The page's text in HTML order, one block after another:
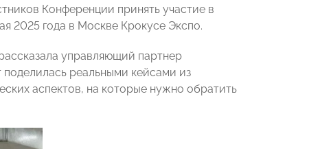
Конференции принять участие в
2025 года в Москве Крокусе Экспо.
управляющий партнер
поделилась реальными кейсами из
аспектов, на которые нужно обратить